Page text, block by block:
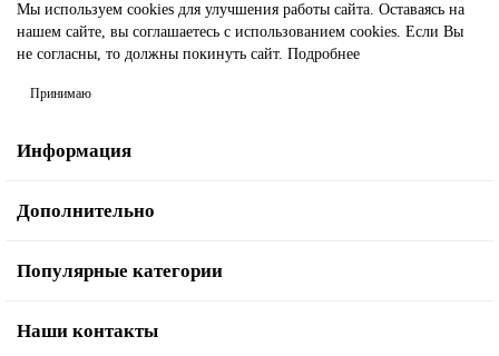
Мы используем cookies для улучшения работы сайта. Оставаясь на
нашем сайте, вы соглашаетесь с использованием cookies. Если Вы
не согласны, то должны покинуть сайт. Подробнее
Принимаю
Информация
Дополнительно
Популярные категории
Наши контакты